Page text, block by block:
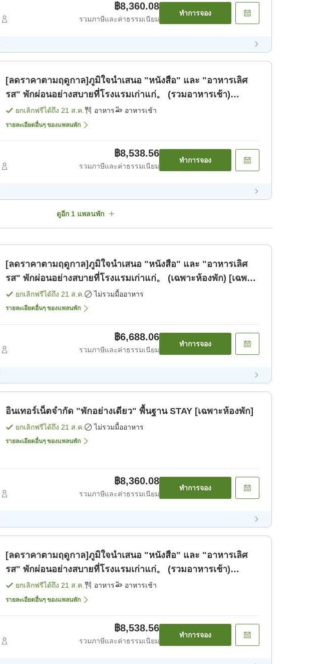
฿8,360.08
รวมภาษีและค่าธรรมเนียม
ทำการจอง
[ลดราคาตามฤดูกาล]ภูมิใจนำเสนอ "หนังสือ" และ "อาหารเลิศ
รส" พักผ่อนอย่างสบายที่โรงแรมเก่าแก่。 (รวมอาหารเช้า)
[อาหารเช้า]
ยกเลิกฟรีได้ถึง 21 ส.ค. อาหาร อาหารเช้า
รายละเอียดอื่นๆ ของแพลนพัก
฿8,538.56
รวมภาษีและค่าธรรมเนียม
ทำการจอง
ดูอีก 1แพลนพัก
[ลดราคาตามฤดูกาล]ภูมิใจนำเสนอ "หนังสือ" และ "อาหารเลิศ
รส" พักผ่อนอย่างสบายที่โรงแรมเก่าแก่。 (เฉพาะห้องพัก) [เฉพาะ
ห้องพัก]
ยกเลิกฟรีได้ถึง 21 ส.ค. ไม่รวมมื้ออาหาร
รายละเอียดอื่นๆ ของแพลนพัก
฿6,688.06
รวมภาษีและค่าธรรมเนียม
ทำการจอง
อินเทอร์เน็ตจำกัด "พักอย่างเดียว" พื้นฐาน STAY [เฉพาะห้องพัก]
ยกเลิกฟรีได้ถึง 21 ส.ค. ไม่รวมมื้ออาหาร
รายละเอียดอื่นๆ ของแพลนพัก
฿8,360.08
รวมภาษีและค่าธรรมเนียม
ทำการจอง
[ลดราคาตามฤดูกาล]ภูมิใจนำเสนอ "หนังสือ" และ "อาหารเลิศ
รส" พักผ่อนอย่างสบายที่โรงแรมเก่าแก่。 (รวมอาหารเช้า)
[อาหารเช้า]
ยกเลิกฟรีได้ถึง 21 ส.ค. อาหาร อาหารเช้า
รายละเอียดอื่นๆ ของแพลนพัก
฿8,538.56
รวมภาษีและค่าธรรมเนียม
ทำการจอง